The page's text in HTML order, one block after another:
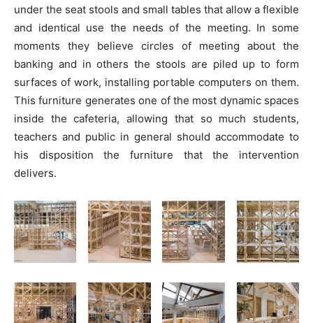
under the seat stools and small tables that allow a flexible
and identical use the needs of the meeting. In some
moments they believe circles of meeting about the
banking and in others the stools are piled up to form
surfaces of work, installing portable computers on them.
This furniture generates one of the most dynamic spaces
inside the cafeteria, allowing that so much students,
teachers and public in general should accommodate to
his disposition the furniture that the intervention
delivers.